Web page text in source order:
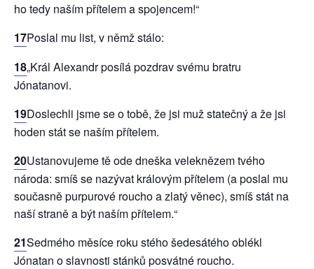
ho tedy naším přítelem a spojencem!“
17Poslal mu list, v němž stálo:
18„Král Alexandr posílá pozdrav svému bratru
Jónatanovi.
19Doslechli jsme se o tobě, že jsi muž statečný a že jsi
hoden stát se naším přítelem.
20Ustanovujeme tě ode dneška veleknězem tvého
národa: smíš se nazývat královým přítelem (a poslal mu
současně purpurové roucho a zlatý věnec), smíš stát na
naší straně a být naším přítelem.“
21Sedmého měsíce roku stého šedesátého oblékl
Jónatan o slavnosti stánků posvátné roucho.